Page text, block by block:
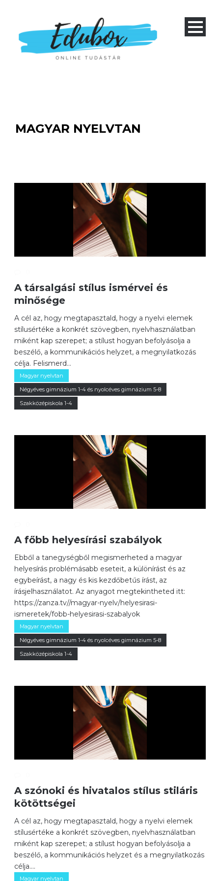
MAGYAR NYELVTAN
A társalgási stílus ismérvei és
minősége
A cél az, hogy megtapasztald, hogy a nyelvi elemek
stílusértéke a konkrét szövegben, nyelvhasználatban
miként kap szerepet; a stílust hogyan befolyásolja a
beszélő, a kommunikációs helyzet, a megnyilatkozás
célja. Felismerd...
Magyar nyelvtan
Négyéves gimnázium 1-4 és nyolcéves gimnázium 5-8
Szakközépiskola 1-4
A főbb helyesírási szabályok
Ebből a tanegységből megismerheted a magyar
helyesírás problémásabb eseteit, a különírást és az
egybeírást, a nagy és kis kezdőbetűs írást, az
írásjelhasználatot. Az anyagot megtekintheted itt:
https://zanza.tv//magyar-nyelv/helyesirasi-
ismeretek/fobb-helyesirasi-szabalyok
Magyar nyelvtan
Négyéves gimnázium 1-4 és nyolcéves gimnázium 5-8
Szakközépiskola 1-4
A szónoki és hivatalos stílus stiláris
kötöttségei
A cél az, hogy megtapasztald, hogy a nyelvi elemek
stílusértéke a konkrét szövegben, nyelvhasználatban
miként kap szerepet; a stílust hogyan befolyásolja a
beszélő, a kommunikációs helyzet és a megnyilatkozás
célja....
Magyar nyelvtan